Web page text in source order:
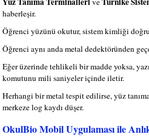
haberleşir.
Öğrenci yüzünü okutur, sistem kimliği
Öğrenci aynı anda metal dedektöründen
Eğer üzerinde tehlikeli bir madde yoksa,
komutunu mili saniyeler içinde iletir.
Herhangi bir metal tespit edilirse, yüz
merkeze log kaydı düşer.
OkulBio Mobil Uygulaması ile